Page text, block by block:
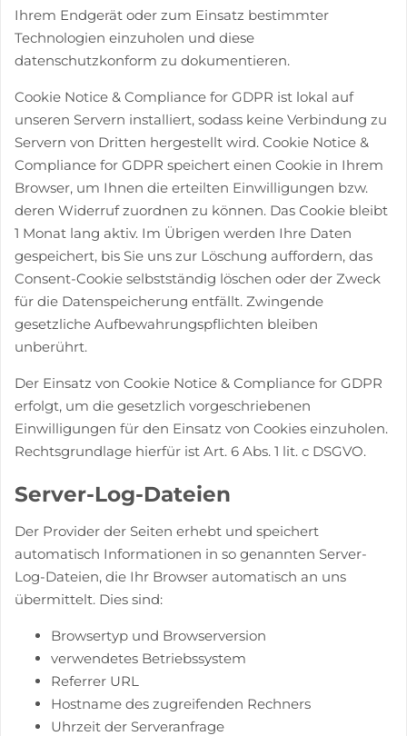
Ihrem Endgerät oder zum Einsatz bestimmter
Technologien einzuholen und diese
datenschutzkonform zu dokumentieren.
Cookie Notice & Compliance for GDPR ist lokal auf
unseren Servern installiert, sodass keine Verbindung zu
Servern von Dritten hergestellt wird. Cookie Notice &
Compliance for GDPR speichert einen Cookie in Ihrem
Browser, um Ihnen die erteilten Einwilligungen bzw.
deren Widerruf zuordnen zu können. Das Cookie bleibt
1 Monat lang aktiv. Im Übrigen werden Ihre Daten
gespeichert, bis Sie uns zur Löschung auffordern, das
Consent-Cookie selbstständig löschen oder der Zweck
für die Datenspeicherung entfällt. Zwingende
gesetzliche Aufbewahrungspflichten bleiben
unberührt.
Der Einsatz von Cookie Notice & Compliance for GDPR
erfolgt, um die gesetzlich vorgeschriebenen
Einwilligungen für den Einsatz von Cookies einzuholen.
Rechtsgrundlage hierfür ist Art. 6 Abs. 1 lit. c DSGVO.
Server-Log-Dateien
Der Provider der Seiten erhebt und speichert
automatisch Informationen in so genannten Server-
Log-Dateien, die Ihr Browser automatisch an uns
übermittelt. Dies sind:
Browsertyp und Browserversion
verwendetes Betriebssystem
Referrer URL
Hostname des zugreifenden Rechners
Uhrzeit der Serveranfrage